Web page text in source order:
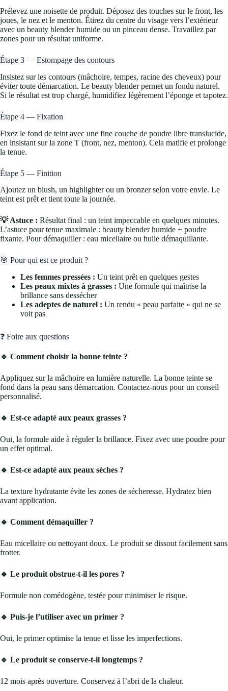
Prélevez une noisette de produit. Déposez des touches sur le front, les
joues, le nez et le menton. Étirez du centre du visage vers l’extérieur
avec un beauty blender humide ou un pinceau dense. Travaillez par
zones pour un résultat uniforme.
Étape 3 — Estompage des contours
Insistez sur les contours (mâchoire, tempes, racine des cheveux) pour
éviter toute démarcation. Le beauty blender permet un fondu naturel.
Si le résultat est trop chargé, humidifiez légèrement l’éponge et tapotez.
Étape 4 — Fixation
Fixez le fond de teint avec une fine couche de poudre libre translucide,
en insistant sur la zone T (front, nez, menton). Cela matifie et prolonge
la tenue.
Étape 5 — Finition
Ajoutez un blush, un highlighter ou un bronzer selon votre envie. Le
teint est prêt et tient toute la journée.
💡 Astuce : Résultat final : un teint impeccable en quelques minutes.
L’astuce pour tenue maximale : beauty blender humide + poudre
fixante. Pour démaquiller : eau micellaire ou huile démaquillante.
🎯 Pour qui est ce produit ?
Les femmes pressées : Un teint prêt en quelques gestes
Les peaux mixtes à grasses : Une formule qui maîtrise la
brillance sans dessécher
Les adeptes de naturel : Un rendu « peau parfaite » qui ne se
voit pas
❓ Foire aux questions
🔹 Comment choisir la bonne teinte ?
Appliquez sur la mâchoire en lumière naturelle. La bonne teinte se
fond dans la peau sans démarcation. Contactez-nous pour un conseil
personnalisé.
🔹 Est-ce adapté aux peaux grasses ?
Oui, la formule aide à réguler la brillance. Fixez avec une poudre pour
un effet optimal.
🔹 Est-ce adapté aux peaux sèches ?
La texture hydratante évite les zones de sécheresse. Hydratez bien
avant application.
🔹 Comment démaquiller ?
Eau micellaire ou nettoyant doux. Le produit se dissout facilement sans
frotter.
🔹 Le produit obstrue-t-il les pores ?
Formule non comédogène, testée pour minimiser le risque.
🔹 Puis-je l’utiliser avec un primer ?
Oui, le primer optimise la tenue et lisse les imperfections.
🔹 Le produit se conserve-t-il longtemps ?
12 mois après ouverture. Conservez à l’abri de la chaleur.